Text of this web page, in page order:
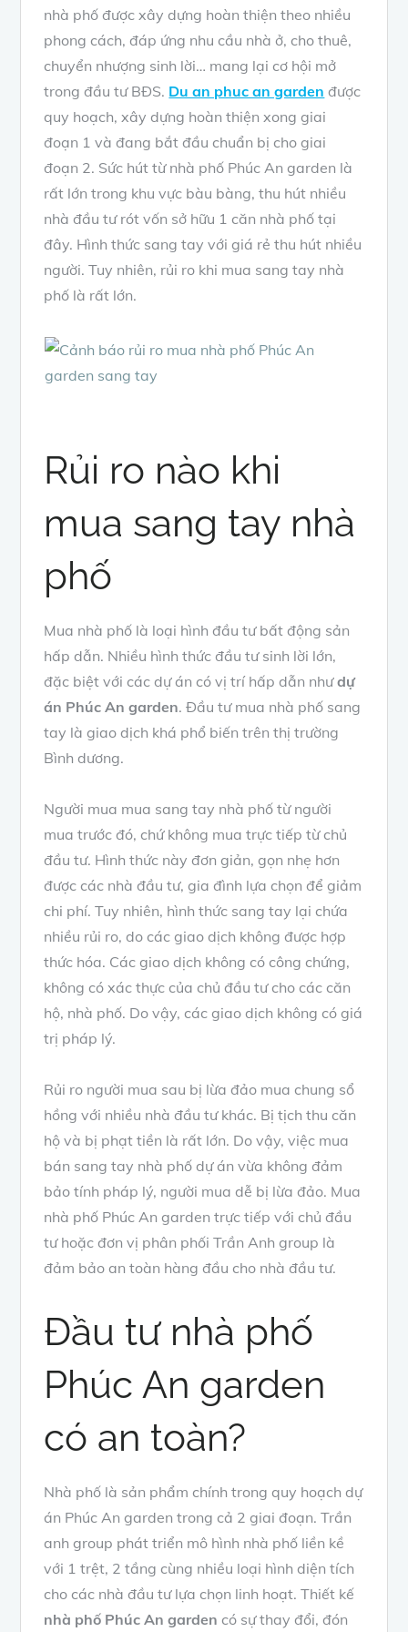
nhà phố được xây dựng hoàn thiện theo nhiều
phong cách, đáp ứng nhu cầu nhà ở, cho thuê,
chuyển nhượng sinh lời… mang lại cơ hội mở
trong đầu tư BĐS. Du an phuc an garden được
quy hoạch, xây dựng hoàn thiện xong giai
đoạn 1 và đang bắt đầu chuẩn bị cho giai
đoạn 2. Sức hút từ nhà phố Phúc An garden là
rất lớn trong khu vực bàu bàng, thu hút nhiều
nhà đầu tư rót vốn sở hữu 1 căn nhà phố tại
đây. Hình thức sang tay với giá rẻ thu hút nhiều
người. Tuy nhiên, rủi ro khi mua sang tay nhà
phố là rất lớn.
Rủi ro nào khi
mua sang tay nhà
phố
Mua nhà phố là loại hình đầu tư bất động sản
hấp dẫn. Nhiều hình thức đầu tư sinh lời lớn,
đặc biệt với các dự án có vị trí hấp dẫn nhưdự
án Phúc An garden. Đầu tư mua nhà phố sang
tay là giao dịch khá phổ biến trên thị trường
Bình dương.
Người mua mua sang tay nhà phố từ người
mua trước đó, chứ không mua trực tiếp từ chủ
đầu tư. Hình thức này đơn giản, gọn nhẹ hơn
được các nhà đầu tư, gia đình lựa chọn để giảm
chi phí. Tuy nhiên, hình thức sang tay lại chứa
nhiều rủi ro, do các giao dịch không được hợp
thức hóa. Các giao dịch không có công chứng,
không có xác thực của chủ đầu tư cho các căn
hộ, nhà phố. Do vậy, các giao dịch không có giá
trị pháp lý.
Rủi ro người mua sau bị lừa đảo mua chung sổ
hồng với nhiều nhà đầu tư khác. Bị tịch thu căn
hộ và bị phạt tiền là rất lớn. Do vậy, việc mua
bán sang tay nhà phố dự án vừa không đảm
bảo tính pháp lý, người mua dễ bị lừa đảo. Mua
nhà phố Phúc An garden trực tiếp với chủ đầu
tư hoặc đơn vị phân phối Trần Anh group là
đảm bảo an toàn hàng đầu cho nhà đầu tư.
Đầu tư nhà phố
Phúc An garden
có an toàn?
Nhà phố là sản phẩm chính trong quy hoạch dự
án Phúc An garden trong cả 2 giai đoạn. Trần
anh group phát triển mô hình nhà phố liền kề
với 1 trệt, 2 tầng cùng nhiều loại hình diện tích
cho các nhà đầu tư lựa chọn linh hoạt. Thiết kế
nhà phố Phúc An garden có sự thay đổi, đón